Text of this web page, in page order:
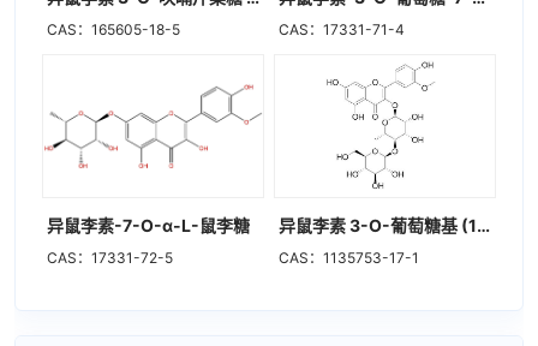
CAS：165605-18-5 CAS：17331-71-4
异鼠李素-7-O-α-L-鼠李糖
CAS：17331-72-5
异鼠李素 3-O-葡萄糖基 (1->4)鼠李糖苷
CAS：1135753-17-1